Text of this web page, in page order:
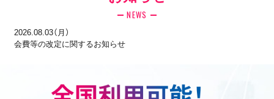
NEWS
2026.08.03（月）
会費等の改定に関するお知らせ